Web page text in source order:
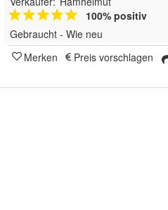
100% positiv
Gebraucht - Wie neu
Merken
Preis vorschlagen